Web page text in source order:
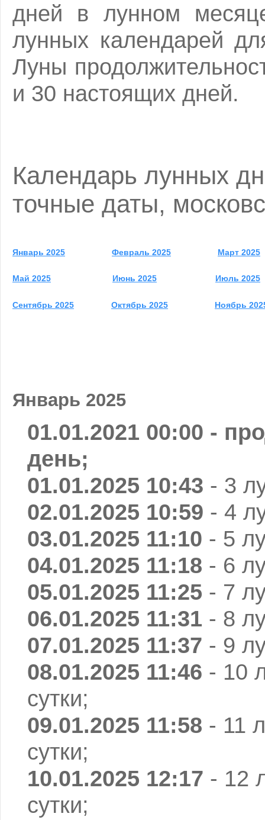
дней в лунном
лунных календарей
Луны
и 30 настоящих дней.
Календарь лунных
точные даты,
Январь 2025 Февраль 2025 Март 2025
Май 2025 Июнь 2025 Июль 2025
Сентябрь 2025 Октябрь 2025 Ноябрь
Январь 2025
01.01.2021 00:00 -
день;
01.01.2025 10:43 - 3
02.01.2025 10:59 - 4
03.01.2025 11:10 - 5
04.01.2025 11:18 - 6
05.01.2025 11:25 - 7
06.01.2025 11:31 - 8
07.01.2025 11:37 - 9
08.01.2025 11:46 - 10
сутки;
09.01.2025 11:58 - 11
сутки;
10.01.2025 12:17 - 12
сутки;